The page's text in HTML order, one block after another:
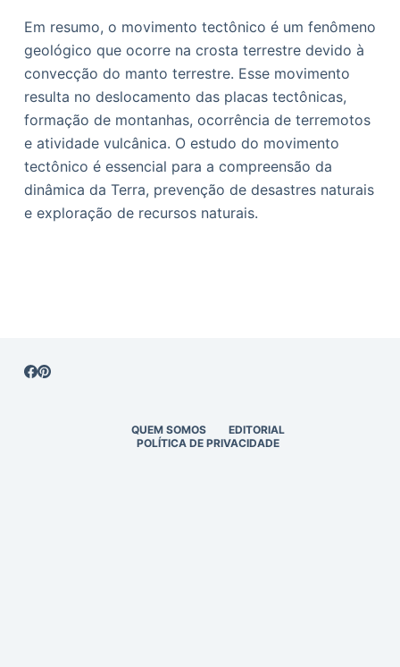
Em resumo, o movimento tectônico é um fenômeno
geológico que ocorre na crosta terrestre devido à
convecção do manto terrestre. Esse movimento
resulta no deslocamento das placas tectônicas,
formação de montanhas, ocorrência de terremotos
e atividade vulcânica. O estudo do movimento
tectônico é essencial para a compreensão da
dinâmica da Terra, prevenção de desastres naturais
e exploração de recursos naturais.
QUEM SOMOS
EDITORIAL
POLÍTICA DE PRIVACIDADE